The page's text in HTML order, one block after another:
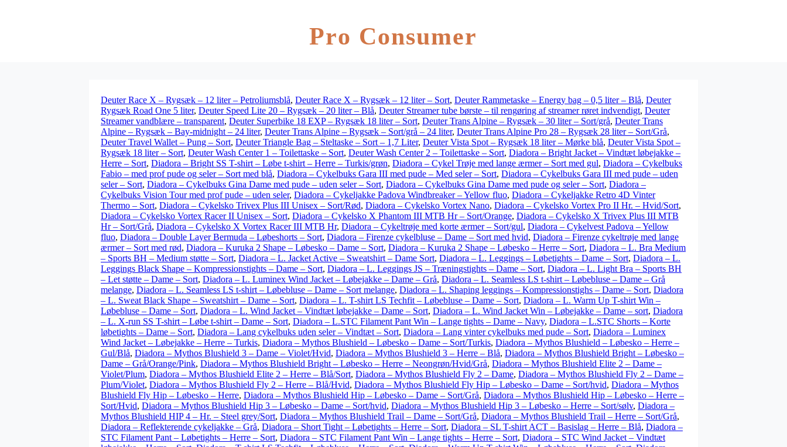
Pro Consumer
Deuter Race X – Rygsæk – 12 liter – Petroliumsblå, Deuter Race X – Rygsæk – 12 liter – Sort, Deuter Rammetaske – Energy bag – 0,5 liter – Blå, Deuter
Rygsæk Road One 5 liter, Deuter Speed Lite 20 – Rygsæk – 20 liter – Blå, Deuter Streamer tube børste – til rengøring af streamer røret indvendigt, Deuter
Streamer vandblære – transparent, Deuter Superbike 18 EXP – Rygsæk 18 liter – Sort, Deuter Trans Alpine – Rygsæk – 30 liter – Sort/grå, Deuter Trans
Alpine – Rygsæk – Bay-midnight – 24 liter, Deuter Trans Alpine – Rygsæk – Sort/grå – 24 liter, Deuter Trans Alpine Pro 28 – Rygsæk 28 liter – Sort/Grå,
Deuter Travel Wallet – Pung – Sort, Deuter Triangle Bag – Steltaske – Sort – 1,7 Liter, Deuter Vista Spot – Rygsæk 18 liter – Mørke blå, Deuter Vista Spot –
Rygsæk 18 liter – Sort, Deuter Wash Center 1 – Toilettaske – Sort, Deuter Wash Center 2 – Toilettaske – Sort, Diadora – Bright Jacket – Vindtæt løbejakke –
Herre – Sort, Diadora – Bright SS T-shirt – Løbe t-shirt – Herre – Turkis/grøn, Diadora – Cykel Trøje med lange ærmer – Sort med gul, Diadora – Cykelbuks
Fabio – med prof pude og seler – Sort med blå, Diadora – Cykelbuks Gara III med pude – Med seler – Sort, Diadora – Cykelbuks Gara III med pude – uden
seler – Sort, Diadora – Cykelbuks Gina Dame med pude – uden seler – Sort, Diadora – Cykelbuks Gina Dame med pude og seler – Sort, Diadora –
Cykelbuks Vision Tour med prof pude – uden seler, Diadora – Cykeljakke Padova Windbreaker – Yellow fluo, Diadora – Cykeljakke Retro 4D Vinter
Thermo – Sort, Diadora – Cykelsko Trivex Plus III Unisex – Sort/Rød, Diadora – Cykelsko Vortex Nano, Diadora – Cykelsko Vortex Pro II Hr. – Hvid/Sort,
Diadora – Cykelsko Vortex Racer II Unisex – Sort, Diadora – Cykelsko X Phantom III MTB Hr – Sort/Orange, Diadora – Cykelsko X Trivex Plus III MTB
Hr – Sort/Grå, Diadora – Cykelsko X Vortex Racer III MTB Hr, Diadora – Cykeltrøje med korte ærmer – Sort/gul, Diadora – Cykelvest Padova – Yellow
fluo, Diadora – Double Layer Bermuda – Løbeshorts – Sort, Diadora – Firenze cykelbluse – Dame – Sort med hvid, Diadora – Firenze cykeltrøje med lange
ærmer – Sort med rød, Diadora – Kuruka 2 Shape – Løbesko – Dame – Sort, Diadora – Kuruka 2 Shape – Løbesko – Herre – Sort, Diadora – L. Bra Medium
– Sports BH – Medium støtte – Sort, Diadora – L. Jacket Active – Sweatshirt – Dame Sort, Diadora – L. Leggings – Løbetights – Dame – Sort, Diadora – L.
Leggings Black Shape – Kompressionstights – Dame – Sort, Diadora – L. Leggings JS – Træningstights – Dame – Sort, Diadora – L. Light Bra – Sports BH
– Let støtte – Dame – Sort, Diadora – L. Luminex Wind Jacket – Løbejakke – Dame – Grå, Diadora – L. Seamless LS t-shirt – Løbebluse – Dame – Grå
melange, Diadora – L. Seamless LS t-shirt – Løbebluse – Dame – Sort melange, Diadora – L. Shaping leggings – Kompressionstighs – Dame – Sort, Diadora
– L. Sweat Black Shape – Sweatshirt – Dame – Sort, Diadora – L. T-shirt LS Techfit – Løbebluse – Dame – Sort, Diadora – L. Warm Up T-shirt Win –
Løbebluse – Dame – Sort, Diadora – L. Wind Jacket – Vindtæt løbejakke – Dame – Sort, Diadora – L. Wind Jacket Win – Løbejakke – Dame – sort, Diadora
– L. X-run SS T-shirt – Løbe t-shirt – Dame – Sort, Diadora – L.STC Filament Pant Win – Lange tights – Dame – Navy, Diadora – L.STC Shorts – Korte
løbetights – Dame – Sort, Diadora – Lang cykelbuks uden seler – Vindtæt – Sort, Diadora – Lang vinter cykelbuks med pude – Sort, Diadora – Luminex
Wind Jacket – Løbejakke – Herre – Turkis, Diadora – Mythos Blushield – Løbesko – Dame – Sort/Turkis, Diadora – Mythos Blushield – Løbesko – Herre –
Gul/Blå, Diadora – Mythos Blushield 3 – Dame – Violet/Hvid, Diadora – Mythos Blushield 3 – Herre – Blå, Diadora – Mythos Blushield Bright – Løbesko –
Dame – Grå/Orange/Pink, Diadora – Mythos Blushield Bright – Løbesko – Herre – Neongrøn/Hvid/Grå, Diadora – Mythos Blushield Elite 2 – Dame –
Violet/Plum, Diadora – Mythos Blushield Elite 2 – Herre – Blå/Sort, Diadora – Mythos Blushield Fly 2 – Dame, Diadora – Mythos Blushield Fly 2 – Dame –
Plum/Violet, Diadora – Mythos Blushield Fly 2 – Herre – Blå/Hvid, Diadora – Mythos Blushield Fly Hip – Løbesko – Dame – Sort/hvid, Diadora – Mythos
Blushield Fly Hip – Løbesko – Herre, Diadora – Mythos Blushield Hip – Løbesko – Dame – Sort/Grå, Diadora – Mythos Blushield Hip – Løbesko – Herre –
Sort/Hvid, Diadora – Mythos Blushield Hip 3 – Løbesko – Dame – Sort/hvid, Diadora – Mythos Blushield Hip 3 – Løbesko – Herre – Sort/sølv, Diadora –
Mythos Blushield HIP 4 – Hr. – Steel grey/Sort, Diadora – Mythos Blushield Trail – Dame – Sort/Grå, Diadora – Mythos Blushield Trail – Herre – Sort/Grå,
Diadora – Reflekterende cykeljakke – Grå, Diadora – Short Tight – Løbetights – Herre – Sort, Diadora – SL T-shirt ACT – Basislag – Herre – Blå, Diadora –
STC Filament Pant – Løbetights – Herre – Sort, Diadora – STC Filament Pant Win – Lange tights – Herre – Sort, Diadora – STC Wind Jacket – Vindtæt